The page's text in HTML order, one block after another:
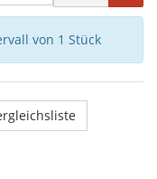
von 1 Stück